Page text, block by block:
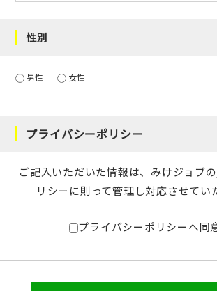
性別
男性 女性
プライバシーポリシー
ご記入いただいた情報は、みけジョブの
リシー に則って管理し対応させてい
プライバシーポリシーへ同